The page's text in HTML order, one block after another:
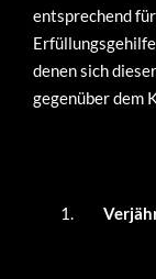
entsprechend
denen sich
gegenüber dem